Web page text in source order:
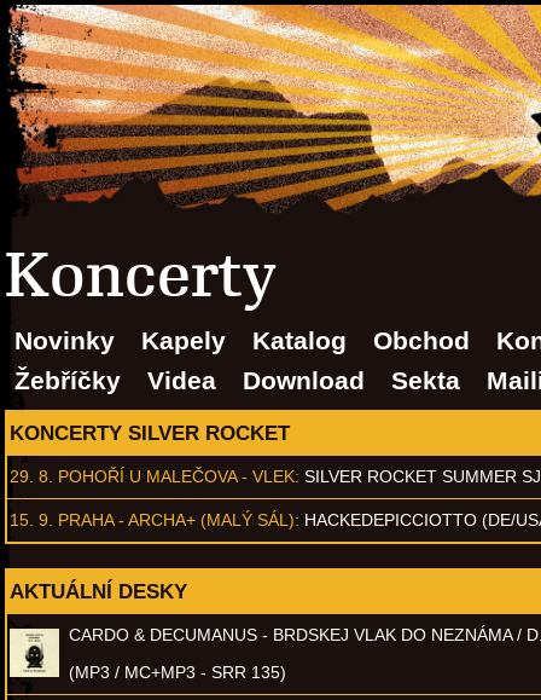
Koncerty
Novinky Kapely Katalog Obchod
Žebříčky
Videa Download Sekta
KONCERTY SILVER ROCKET
29. 8. POHOŘÍ U MALEČOVA - VLEK: SILVER ROCKET SUMMER
15. 9. PRAHA - ARCHA+ (MALÝ SÁL): HACKEDEPICCIOTTO (DE/
AKTUÁLNÍ DESKY
CARDO & DECUMANUS - BRDSKEJ VLAK DO NEZNÁMA /
(MP3 / MC+MP3 - SRR 135)